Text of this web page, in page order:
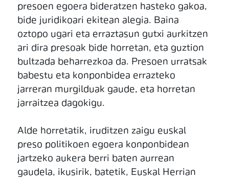
presoen egoera bideratzen hasteko gakoa,
bide juridikoari ekitean alegia. Baina
oztopo ugari eta erraztasun gutxi aurkitzen
ari dira presoak bide horretan, eta guztion
bultzada beharrezkoa da. Presoen urratsak
babestu eta konponbidea errazteko
jarreran murgilduak gaude, eta horretan
jarraitzea dagokigu.
Alde horretatik, iruditzen zaigu euskal
preso politikoen egoera konponbidean
jartzeko aukera berri baten aurrean
gaudela, ikusirik, batetik, Euskal Herrian